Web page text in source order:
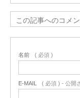
この記事へのコメ
名前 ( 必須 )
E-MAIL ( 必須 ) - 公開